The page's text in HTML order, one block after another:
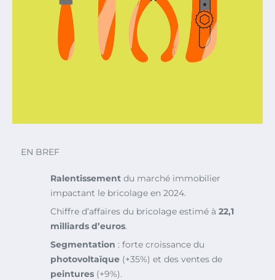
EN BREF
Ralentissement du marché immobilier
impactant le bricolage en 2024.
Chiffre d’affaires du bricolage estimé à 22,1
milliards d’euros.
Segmentation : forte croissance du
photovoltaïque (+35%) et des ventes de
peintures (+9%).